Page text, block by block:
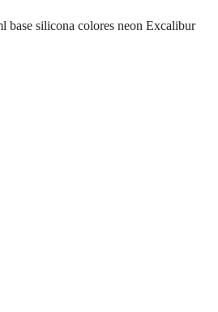
base silicona colores neon Excalibur